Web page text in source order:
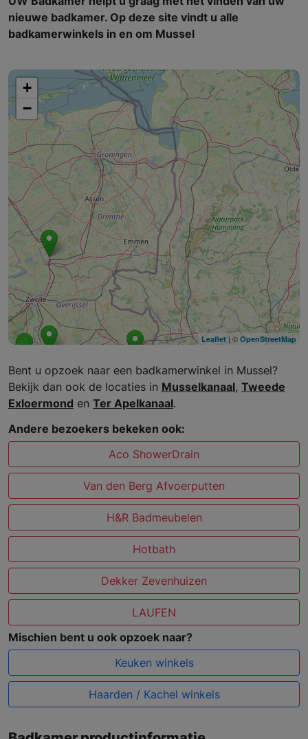
nieuwe badkamer. Op deze site vindt u alle
badkamerwinkels in en om Mussel
+
−
Leaflet | © OpenStreetMap
Bent u opzoek naar een badkamerwinkel in Mussel?
Bekijk dan ook de locaties in Musselkanaal, Tweede
Exloermond en Ter Apelkanaal.
Andere bezoekers bekeken ook:
Aco ShowerDrain
Van den Berg Afvoerputten
H&R Badmeubelen
Hotbath
Dekker Zevenhuizen
LAUFEN
Mischien bent u ook opzoek naar?
Keuken winkels
Haarden / Kachel winkels